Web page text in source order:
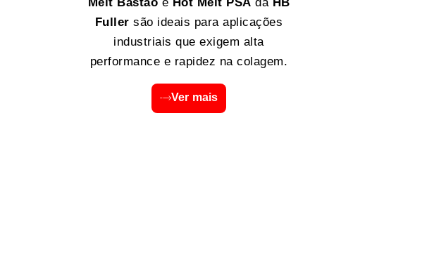
Fuller são ideais para aplicações
industriais que exigem alta
performance e rapidez na colagem.
Ver mais